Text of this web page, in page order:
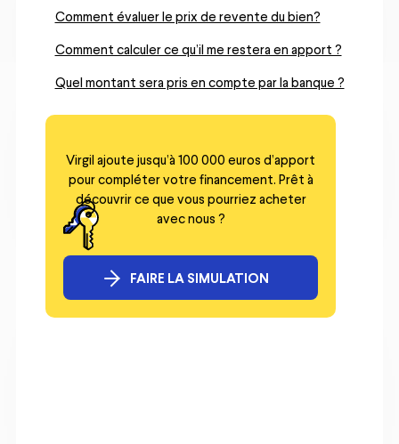
Comment évaluer le prix de revente du bien?
Comment calculer ce qu’il me restera en apport ?
Quel montant sera pris en compte par la banque ?
Virgil ajoute jusqu’à 100 000 euros d’apport
pour compléter votre financement. Prêt à
découvrir ce que vous pourriez acheter
avec nous ?
FAIRE LA SIMULATION